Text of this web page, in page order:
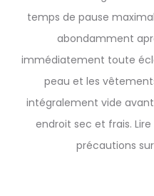
temps de pause
abondamment
immédiatement toute
peau et les
intégralement vide
endroit sec et frais.
précautions